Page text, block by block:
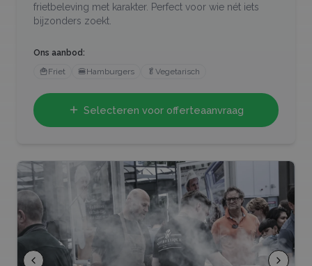
frietbeleving met karakter. Perfect voor wie nét iets
bijzonders zoekt.
Ons aanbod:
🍟Friet 🍔Hamburgers 🥬 Vegetarisch
Selecteren voor offerteaanvraag